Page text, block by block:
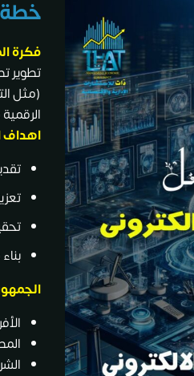
فكرة
تطوير
(مثل
اهداف